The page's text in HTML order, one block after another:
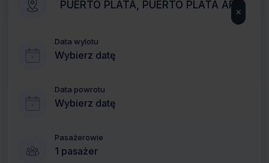
×
Data wylotu
Wybierz datę
Data powrotu
Wybierz datę
Pasażerowie
1 pasażer